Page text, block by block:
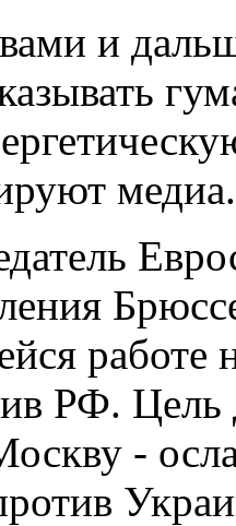
и
медиа.
работе
РФ. Цель
-